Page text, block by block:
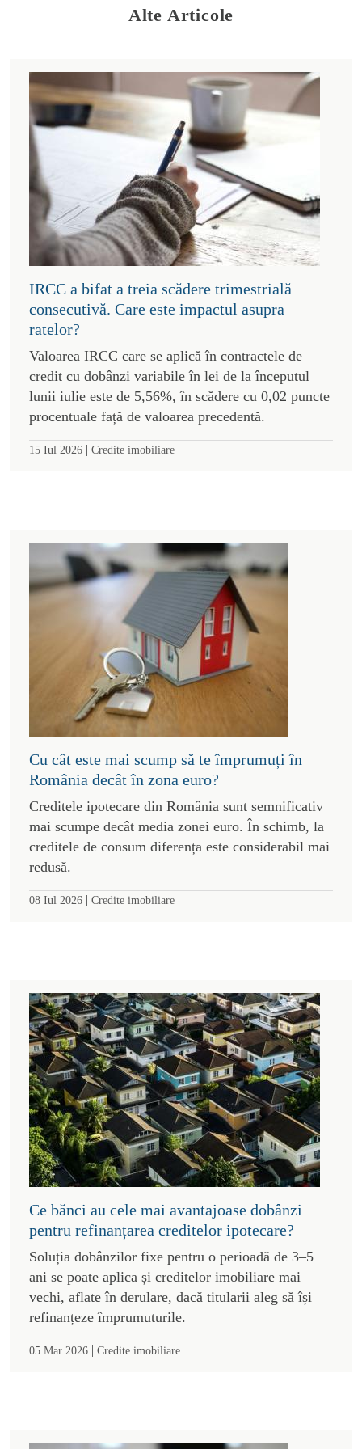
Alte Articole
IRCC a bifat a treia scădere trimestrială
consecutivă. Care este impactul asupra
ratelor?
Valoarea IRCC care se aplică în contractele de
credit cu dobânzi variabile în lei de la începutul
lunii iulie este de 5,56%, în scădere cu 0,02 puncte
procentuale față de valoarea precedentă.
15 Iul 2026 | Credite imobiliare
Cu cât este mai scump să te împrumuți în
România decât în zona euro?
Creditele ipotecare din România sunt semnificativ
mai scumpe decât media zonei euro. În schimb, la
creditele de consum diferența este considerabil mai
redusă.
08 Iul 2026 | Credite imobiliare
Ce bănci au cele mai avantajoase dobânzi
pentru refinanțarea creditelor ipotecare?
Soluția dobânzilor fixe pentru o perioadă de 3–5
ani se poate aplica și creditelor imobiliare mai
vechi, aflate în derulare, dacă titularii aleg să își
refinanțeze împrumuturile.
05 Mar 2026 | Credite imobiliare